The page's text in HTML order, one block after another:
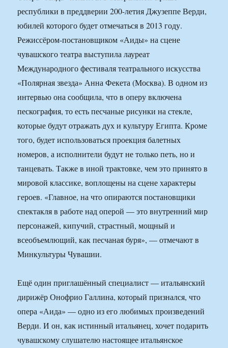
республики в преддверии 200-летия Джузеппе Верди,
юбилей которого будет отмечаться в 2013 году.
Режиссёром-постановщиком «Аиды» на сцене
чувашского театра выступила лауреат
Международного фестиваля театрального искусства
«Полярная звезда» Анна Фекета (Москва). В одном из
интервью она сообщила, что в оперу включена
пескография, то есть песчаные рисунки на стекле,
которые будут отражать дух и культуру Египта. Кроме
того, будет использоваться проекция балетных
номеров, а исполнители будут не только петь, но и
танцевать. Также в иной трактовке, чем это принято в
мировой классике, воплощены на сцене характеры
героев. «Главное, на что опираются постановщики
спектакля в работе над оперой — это внутренний мир
персонажей, кипучий, страстный, мощный и
всеобъемлющий, как песчаная буря», — отмечают в
Минкультуры Чувашии.
Ещё один приглашённый специалист — итальянский
дирижёр Онофрио Галлина, который признался, что
опера «Аида» — одно из его любимых произведений
Верди. И он, как истинный итальянец, хочет подарить
чувашскому слушателю настоящее итальянское